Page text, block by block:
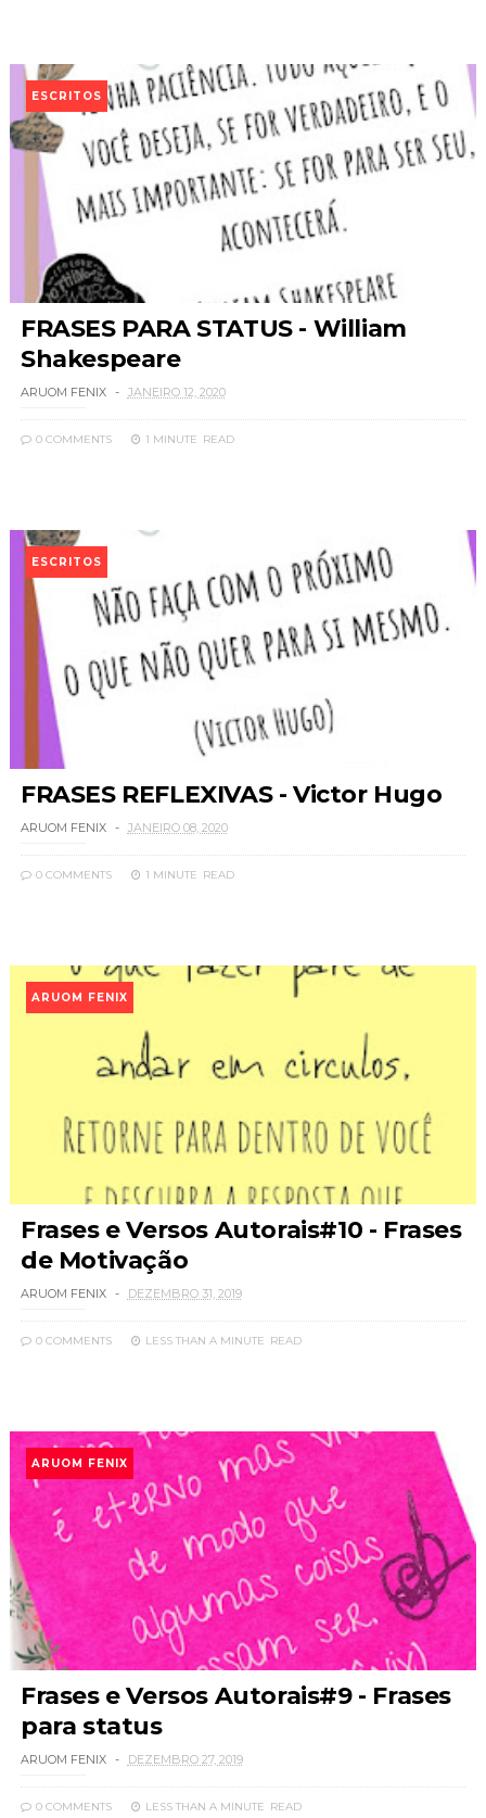
ESCRITOS
FRASES PARA STATUS - William
Shakespeare
ARUOM FENIX JANEIRO 12, 2020
0 COMMENTS 1 MINUTE READ
ESCRITOS
FRASES REFLEXIVAS - Victor Hugo
ARUOM FENIX JANEIRO 08, 2020
0 COMMENTS 1 MINUTE READ
ARUOM FENIX
Frases e Versos Autorais#10 - Frases
de Motivação
ARUOM FENIX DEZEMBRO 31, 2019
0 COMMENTS LESS THAN A MINUTE READ
ARUOM FENIX
Frases e Versos Autorais#9 - Frases
para status
ARUOM FENIX DEZEMBRO 27, 2019
0 COMMENTS LESS THAN A MINUTE READ